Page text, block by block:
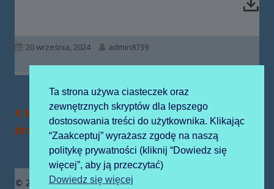
Opublikowano
20 września, 2024 Autor
admin8739
Nawigacja
wpisu
Poprzedni
artykół
Miasteczko ruchu
drogowego
Następny
artykół:
Dzień Przedszkolaka
Zawartość
© 2019 Publiczne Przedszkole z Oddziałami
Ta strona używa ciasteczek oraz
zewnętrznych skryptów dla lepszego
dostosowania treści do użytkownika. Klikając
“Zaakceptuj” wyrażasz zgodę na naszą
politykę prywatności (kliknij “Dowiedz się
więcej”, aby ją przeczytać)
Dowiedz się więcej